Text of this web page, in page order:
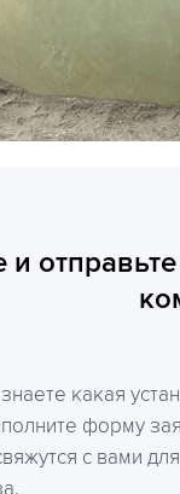
и
какая
форму
с вами